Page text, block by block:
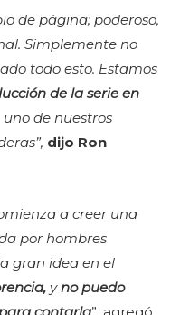
de página; poderoso,
Simplemente no
todo esto. Estamos
de la serie en
de nuestros
dijo Ron
a creer una
por hombres
gran idea en el
yno puedo